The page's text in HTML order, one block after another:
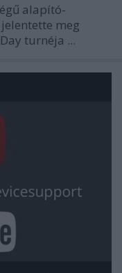
alapító-
meg
turnéja ...